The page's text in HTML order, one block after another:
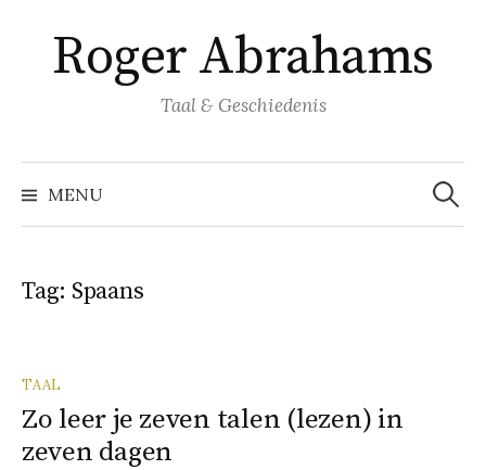
inhoud
springen
Roger Abrahams
Taal & Geschiedenis
MENU
Zoeken
naar:
Tag: Spaans
TAAL
Zo leer je zeven talen (lezen) in
zeven dagen